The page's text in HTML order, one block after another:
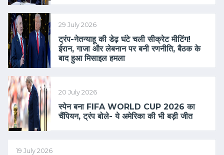
29 July 2026
ट्रंप-नेतन्याहू की डेढ़ घंटे चली सीक्रेट मीटिंग!
ईरान, गाजा और लेबनान पर बनी रणनीति, बैठक के
बाद हुआ मिसाइल हमला
20 July 2026
स्पेन बना FIFA WORLD CUP 2026 का
चैंपियन, ट्रंप बोले- ये अमेरिका की भी बड़ी जीत
19 July 2026